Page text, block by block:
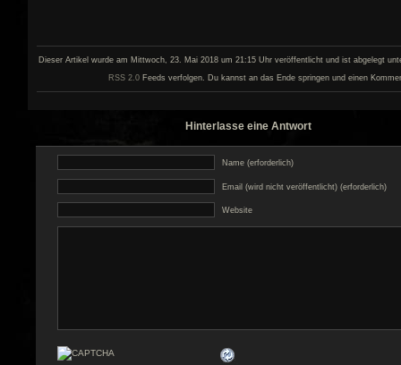
Dieser Artikel wurde am Mittwoch, 23. Mai 2018 um 21:15 Uhr veröffentlicht und ist abgelegt
RSS 2.0 Feeds verfolgen. Du kannst an das Ende springen und einen
Hinterlasse eine Antwort
Name (erforderlich)
Email (wird nicht veröffentlicht) (erforderlich)
Website